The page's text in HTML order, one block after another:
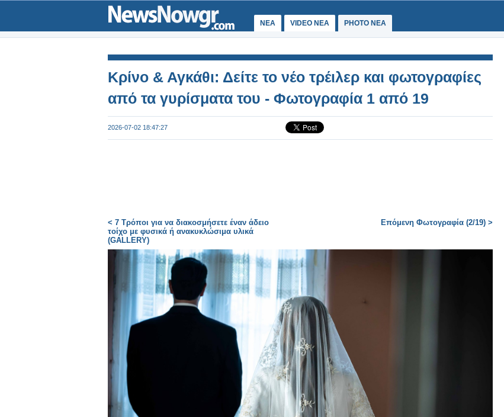
ΝΕΑ VIDEO NEA PHOTO NEA
Κρίνο & Αγκάθι: Δείτε το νέο τρέιλερ και φωτογραφίες
από τα γυρίσματα του - Φωτογραφία 1 από 19
2026-07-02 18:47:27
< 7 Τρόποι για να διακοσμήσετε έναν άδειο
τοίχο με φυσικά ή ανακυκλώσιμα υλικά
(GALLERY)
Επόμενη Φωτογραφία (2/19) >